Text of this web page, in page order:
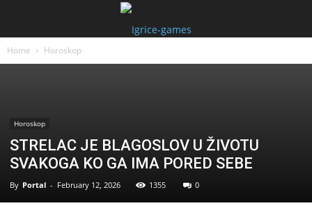
Home Horoskop
Horoskop
STRELAC JE BLAGOSLOV U ŽIVOTU
SVAKOGA KO GA IMA PORED SEBE
By Portal - February 12, 2026 1355 0